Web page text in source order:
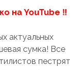
на YouTube ‼
актуальных
сумка! Все
пестрят